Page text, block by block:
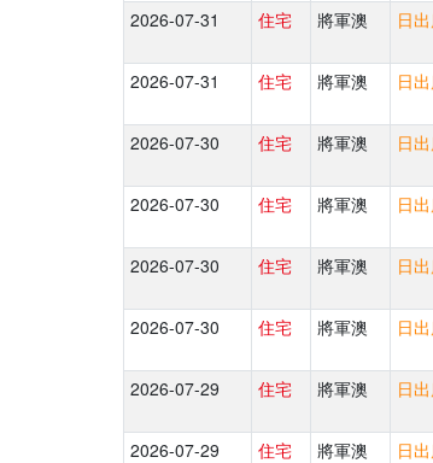
2026-07-31 住宅 將軍澳 日
2026-07-31 住宅 將軍澳 日
2026-07-30 住宅 將軍澳 日
2026-07-30 住宅 將軍澳 日
2026-07-30 住宅 將軍澳 日
2026-07-30 住宅 將軍澳 日
2026-07-29 住宅 將軍澳 日
2026-07-29 住宅 將軍澳 日